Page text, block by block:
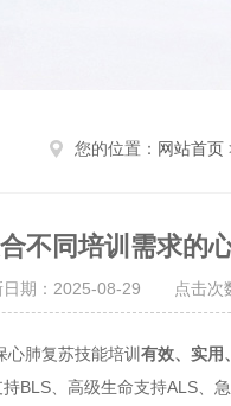
您的位置： 网站首页
不同培训需求的
日期：2025-08-29 点击次
心肺复苏技能培训​ 有效、实用
BLS、高级生命支持ALS、